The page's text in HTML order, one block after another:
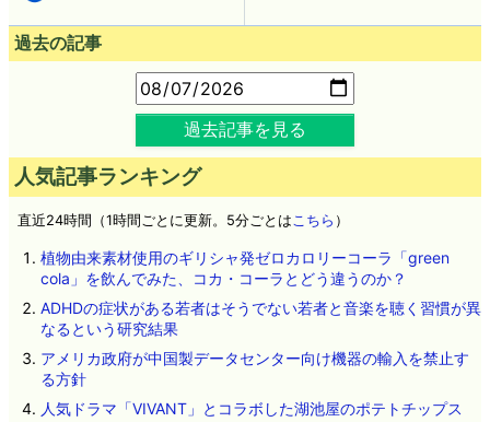
過去の記事
過去記事を見る
人気記事ランキング
直近24時間（1時間ごとに更新。5分ごとは こちら ）
植物由来素材使用のギリシャ発ゼロカロリーコーラ「green
cola」を飲んでみた、コカ・コーラとどう違うのか？
ADHDの症状がある若者はそうでない若者と音楽を聴く習慣が異
なるという研究結果
アメリカ政府が中国製データセンター向け機器の輸入を禁止す
る方針
人気ドラマ「VIVANT」とコラボした湖池屋のポテトチップス